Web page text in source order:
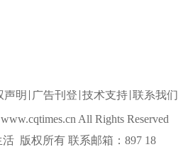
声明 广告刊登 技术支持 联系我们
All Rights Reserved
版权所有 联系邮箱：897 18